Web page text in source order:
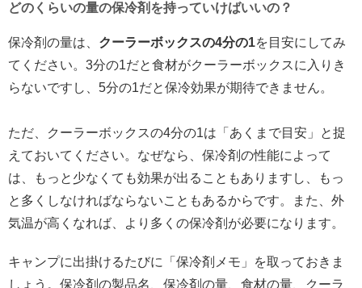
どのくらいの量の保冷剤を持っていけばいいの？
保冷剤の量は、 クーラーボックスの4分の1を目安にしてみ
てください。3分の1だと食材がクーラーボックスに入りき
らないですし、5分の1だと保冷効果が期待できません。
ただ、クーラーボックスの4分の1は「あくまで目安」と捉
えておいてください。なぜなら、保冷剤の性能によって
は、もっと少なくても効果が出ることもありますし、もっ
と多くしなければならないこともあるからです。また、外
気温が高くなれば、より多くの保冷剤が必要になります。
キャンプに出掛けるたびに「保冷剤メモ」を取っておきま
しょう。保冷剤の製品名、保冷剤の量、食材の量、クーラ